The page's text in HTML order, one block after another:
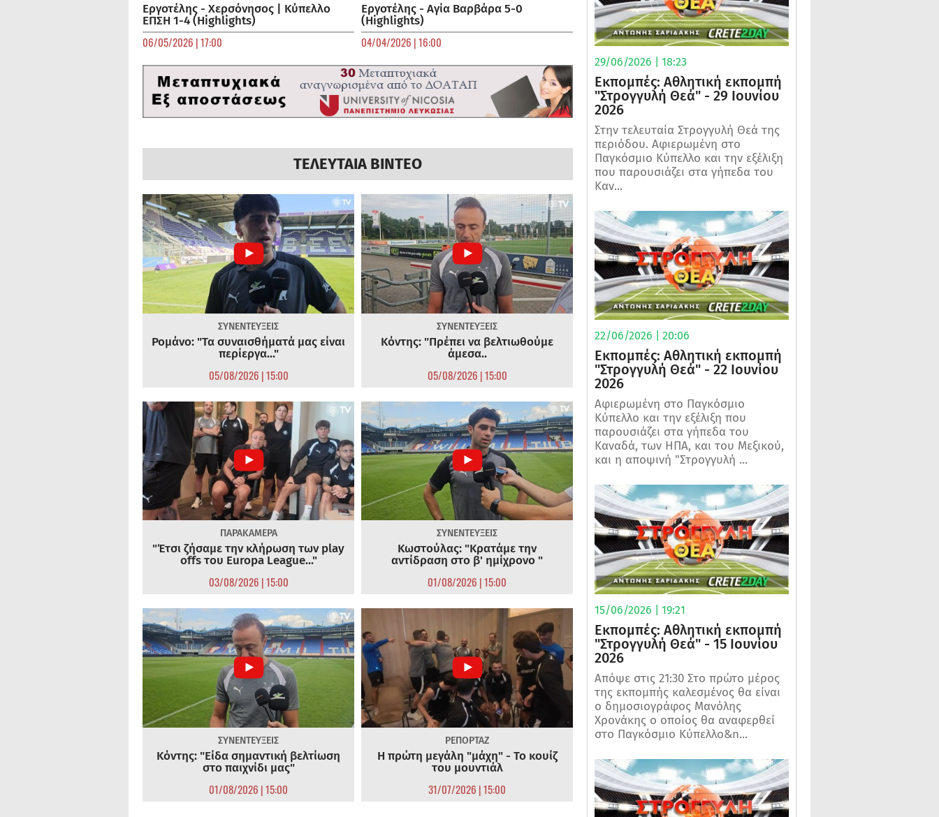
Εργοτέλης - Χερσόνησος | Κύπελλο
ΕΠΣΗ 1-4 (Highlights)
06/05/2026 | 17:00
Εργοτέλης - Αγία Βαρβάρα 5-0
(Highlights)
04/04/2026 | 16:00
ΤΕΛΕΥΤΑΙΑ ΒΙΝΤΕΟ
ΣΥΝΕΝΤΕΥΞΕΙΣ
Ρομάνο: "Τα συναισθήματά μας είναι
περίεργα..."
05/08/2026 | 15:00
ΣΥΝΕΝΤΕΥΞΕΙΣ
Κόντης: "Πρέπει να βελτιωθούμε
άμεσα..
05/08/2026 | 15:00
ΠΑΡΑΚΑΜΕΡΑ
"Έτσι ζήσαμε την κλήρωση των play
offs του Europa League..."
03/08/2026 | 15:00
ΣΥΝΕΝΤΕΥΞΕΙΣ
Κωστούλας: "Κρατάμε την
αντίδραση στο β' ημίχρονο "
01/08/2026 | 15:00
ΣΥΝΕΝΤΕΥΞΕΙΣ
Κόντης: "Είδα σημαντική βελτίωση
στο παιχνίδι μας"
01/08/2026 | 15:00
ΡΕΠΟΡΤΑΖ
Η πρώτη μεγάλη "μάχη" - Το κουίζ
του μουντιάλ
31/07/2026 | 15:00
29/06/2026 | 18:23
Εκπομπές: Αθλητική εκπομπή
"Στρογγυλή Θεά" - 29 Ιουνίου
2026
Στην τελευταία Στρογγυλή Θεά της
περιόδου. Αφιερωμένη στο
Παγκόσμιο Κύπελλο και την εξέλιξη
που παρουσιάζει στα γήπεδα του
Καν...
22/06/2026 | 20:06
Εκπομπές: Αθλητική εκπομπή
"Στρογγυλή Θεά" - 22 Ιουνίου
2026
Αφιερωμένη στο Παγκόσμιο
Κύπελλο και την εξέλιξη που
παρουσιάζει στα γήπεδα του
Καναδά, των ΗΠΑ, και του Μεξικού,
και η αποψινή "Στρογγυλή ...
15/06/2026 | 19:21
Εκπομπές: Αθλητική εκπομπή
"Στρογγυλή Θεά" - 15 Ιουνίου
2026
Απόψε στις 21:30 Στο πρώτο μέρος
της εκπομπής καλεσμένος θα είναι
ο δημοσιογράφος Μανόλης
Χρονάκης ο οποίος θα αναφερθεί
στο Παγκόσμιο Κύπελλο&n...